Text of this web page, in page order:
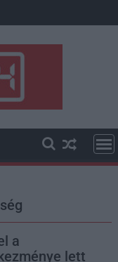
a
lett